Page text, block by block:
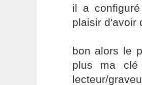
il a
plaisir d'avoir
bon alors le
plus ma
lecteur/